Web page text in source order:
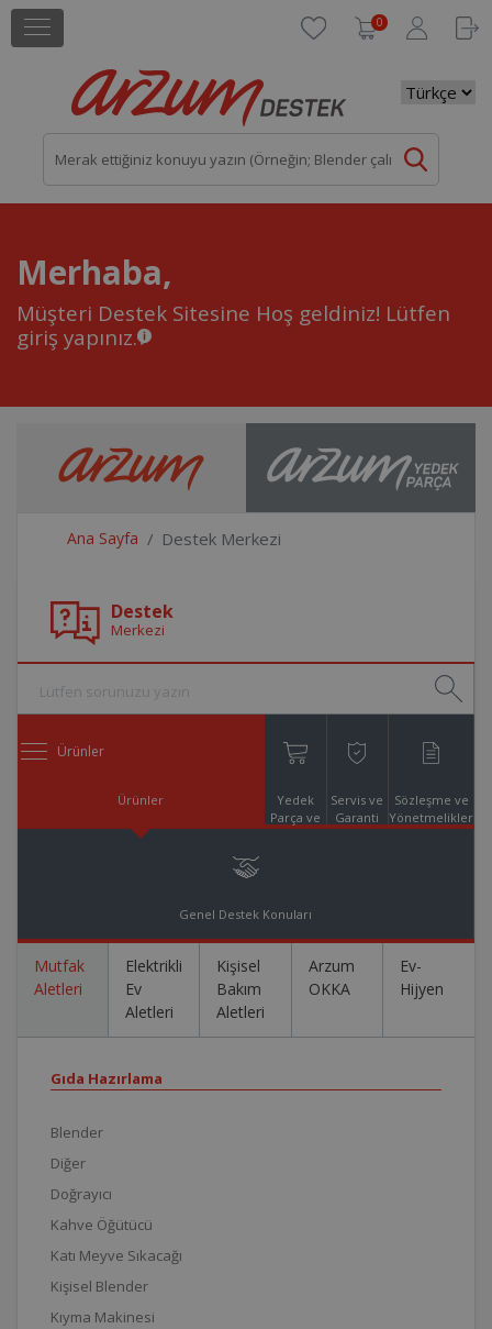
0
Merhaba,
Müşteri Destek Sitesine Hoş geldiniz! Lütfen
giriş yapınız.
Ana Sayfa Destek Merkezi
Destek
Merkezi
Ürünler
Ürünler
Yedek
Parça ve
Servis ve
Garanti
Sözleşme ve
Yönetmelikler
Genel Destek Konuları
Mutfak
Aletleri
Elektrikli
Ev
Aletleri
Kişisel
Bakım
Aletleri
Arzum
OKKA
Ev-
Hijyen
Gıda Hazırlama
Blender
Diğer
Doğrayıcı
Kahve Öğütücü
Katı Meyve Sıkacağı
Kişisel Blender
Kıyma Makinesi